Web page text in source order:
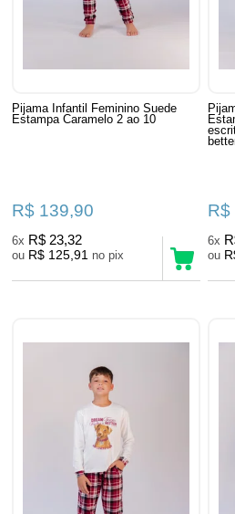
Pijama Infantil Feminino Suede
Estampa Caramelo 2 ao 10
R$ 139,90
6x R$ 23,32
ou R$ 125,91 no pix
R$
6x
ou